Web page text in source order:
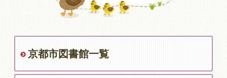
京都市図書館一覧